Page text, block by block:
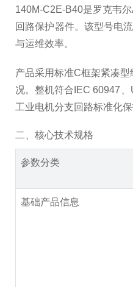
140M-C2E-B40是罗克韦
回路保护器件。该型号电
与运维效率。
产品采用标准C框架紧凑
况。整机符合IEC 60947
工业电机分支回路标准化
二、核心技术规格
参数分类
基础产品信息